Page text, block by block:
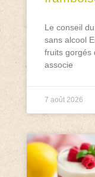
Le conseil
sans alcool
fruits gorgés
associe
7 août 2026